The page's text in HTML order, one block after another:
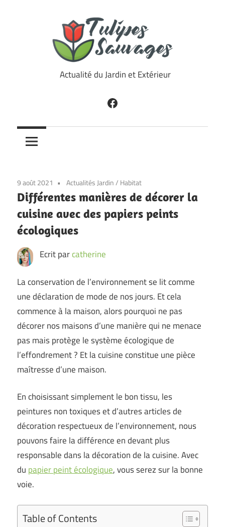
TulipesActualité du Jardin et Extérieur
Facebook
9 août 2021 Actualités Jardin/ Habitat
Différentes manières de décorer la
cuisine avec des papiers peints
écologiques
Ecrit parcatherine
La conservation de l’environnement se lit comme
une déclaration de mode de nos jours. Et cela
commence à la maison, alors pourquoi ne pas
décorer nos maisons d’une manière qui ne menace
pas mais protège le système écologique de
l’effondrement ? Et la cuisine constitue une pièce
maîtresse d’une maison.
En choisissant simplement le bon tissu, les
peintures non toxiques et d’autres articles de
décoration respectueux de l’environnement, nous
pouvons faire la différence en devant plus
responsable dans la décoration de la cuisine. Avec
du papier peint écologique, vous serez sur la bonne
voie.
Table of Contents